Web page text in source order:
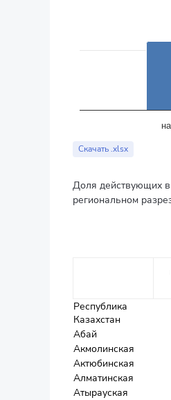
End of interactive chart.
Скачать .xlsx
Доля действующих
региональном
Республика
Казахстан
Абай
Акмолинская
Актюбинская
Алматинская
Атырауская